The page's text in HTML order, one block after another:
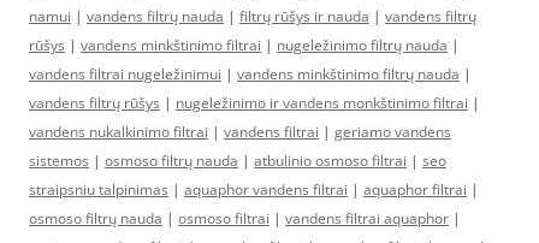
namui | vandens filtrų nauda | filtrų rūšys ir nauda | vandens filtrų
rūšys | vandens minkštinimo filtrai | nugeležinimo filtrų nauda |
vandens filtrai nugeležinimui | vandens minkštinimo filtrų nauda |
vandens filtrų rūšys | nugeležinimo ir vandens monkštinimo filtrai |
vandens nukalkinimo filtrai | vandens filtrai | geriamo vandens
sistemos | osmoso filtrų nauda | atbulinio osmoso filtrai | seo
straipsniu talpinimas | aquaphor vandens filtrai | aquaphor filtrai |
osmoso filtrų nauda | osmoso filtrai | vandens filtrai aquaphor |